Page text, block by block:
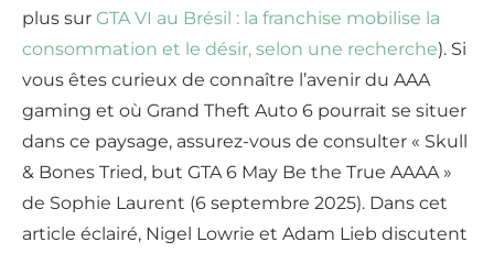
plus sur GTA VI au Brésil : la franchise mobilise la
consommation et le désir, selon une recherche). Si
vous êtes curieux de connaître l’avenir du AAA
gaming et où Grand Theft Auto 6 pourrait se situer
dans ce paysage, assurez-vous de consulter « Skull
& Bones Tried, but GTA 6 May Be the True AAAA »
de Sophie Laurent (6 septembre 2025). Dans cet
article éclairé, Nigel Lowrie et Adam Lieb discutent